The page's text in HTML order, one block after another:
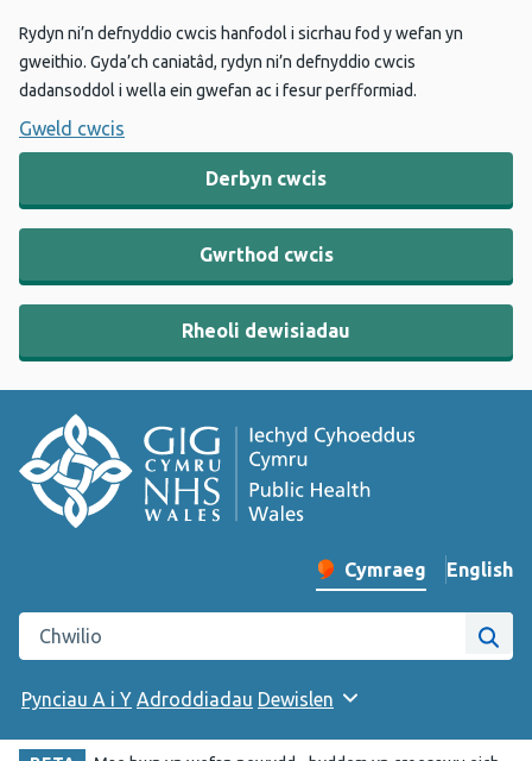
Rydyn ni’n defnyddio cwcis hanfodol i sicrhau fod y wefan yn
gweithio. Gyda’ch caniatâd, rydyn ni’n defnyddio cwcis
dadansoddol i wella ein gwefan ac i fesur perfformiad.
Gweld cwcis
Derbyn cwcis
Gwrthod cwcis
Rheoli dewisiadau
Newid iaith y wefan
Cymraeg English
–
Chwilio gwefan Iechyd Cyhoeddus Cymru
Pynciau A i Y Adroddiadau Dewislen